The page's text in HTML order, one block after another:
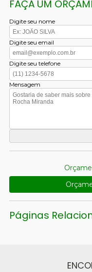
FAÇA UM
Digite seu nome
Digite seu email
Digite seu telefone
Mensagem
Páginas